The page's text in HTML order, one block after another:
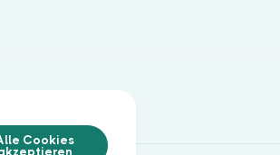
Cookies